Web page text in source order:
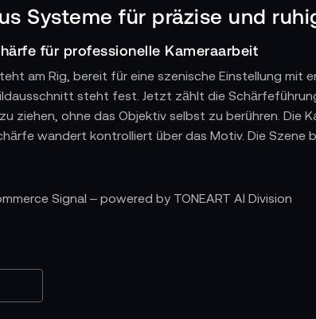
Systeme für präzise und
für professionelle Kameraarbeit
am Rig, bereit für eine szenische Einstellung mit
steht fest. Jetzt zählt die
ziehen, ohne das Objektiv selbst zu berühren. Die
wandert kontrolliert über das Motiv. Die
wird. Die Kamerafrau setzt Markierungen am
Antriebe für unterschiedliche Objektive
Signal – powered by TONEART AI Division